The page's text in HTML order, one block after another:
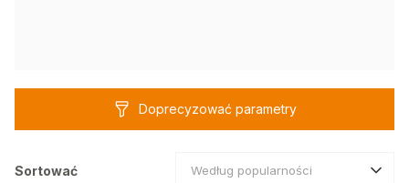
Doprecyzować parametry
Sortować Według popularności